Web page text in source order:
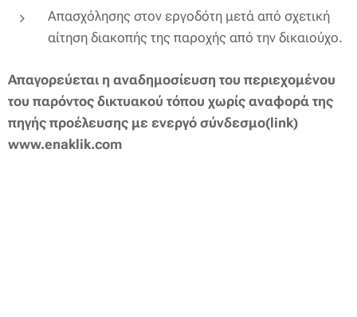
Απασχόλησης στον εργοδότη μετά από σχετική
αίτηση διακοπής της παροχής από την δικαιούχο.
Απαγορεύεται η αναδημοσίευση του περιεχομένου
του παρόντος δικτυακού τόπου χωρίς αναφορά της
πηγής προέλευσης με ενεργό σύνδεσμο(link)
www.enaklik.com